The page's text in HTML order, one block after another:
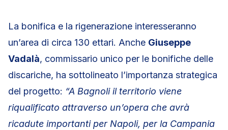
La bonifica e la rigenerazione interesseranno
un’area di circa 130 ettari. Anche Giuseppe
Vadalà, commissario unico per le bonifiche delle
discariche, ha sottolineato l’importanza strategica
del progetto: “A Bagnoli il territorio viene
riqualificato attraverso un’opera che avrà
ricadute importanti per Napoli, per la Campania